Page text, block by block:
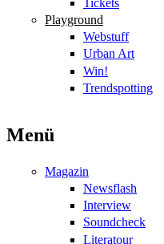
Playground
Webstuff
Urban Art
Win!
Trendspotting
Menü
Magazin
Newsflash
Interview
Soundcheck
Literatour